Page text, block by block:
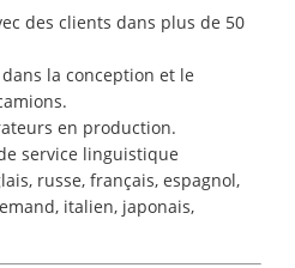
des clients dans plus de 50
dans la conception et le
en production.
service linguistique
russe, français, espagnol,
italien, japonais,